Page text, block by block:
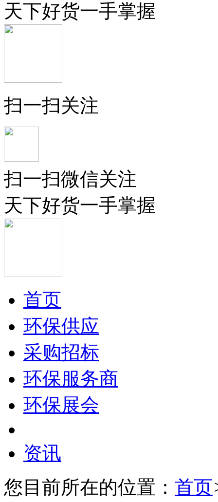
天下好货一手掌握
扫一扫关注
扫一扫微信关注
天下好货一手掌握
首页
环保供应
采购招标
环保服务商
环保展会
资讯
您目前所在的位置： 首页